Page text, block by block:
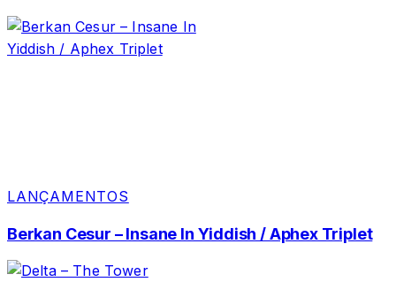
LANÇAMENTOS
Berkan Cesur – Insane In Yiddish / Aphex Triplet